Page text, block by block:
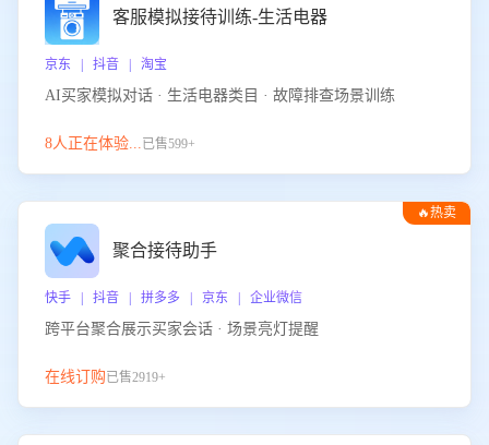
客服模拟接待训练-生活电器
京东 | 抖音 | 淘宝
AI买家模拟对话 · 生活电器类目 · 故障排查场景训练
8人正在体验...已售599+
🔥热卖
聚合接待助手
快手 | 抖音 | 拼多多 | 京东 | 企业微信
跨平台聚合展示买家会话 · 场景亮灯提醒
在线订购已售2919+